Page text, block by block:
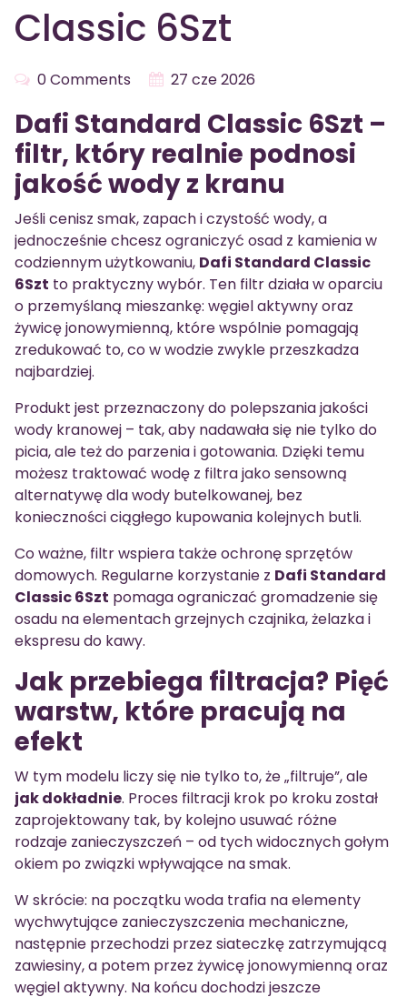
Classic 6Szt
0 Comments 27 cze 2026
Dafi Standard Classic 6Szt –
filtr, który realnie podnosi
jakość wody z kranu
Jeśli cenisz smak, zapach i czystość wody, a
jednocześnie chcesz ograniczyć osad z kamienia w
codziennym użytkowaniu, Dafi Standard Classic
6Szt to praktyczny wybór. Ten filtr działa w oparciu
o przemyślaną mieszankę: węgiel aktywny oraz
żywicę jonowymienną, które wspólnie pomagają
zredukować to, co w wodzie zwykle przeszkadza
najbardziej.
Produkt jest przeznaczony do polepszania jakości
wody kranowej – tak, aby nadawała się nie tylko do
picia, ale też do parzenia i gotowania. Dzięki temu
możesz traktować wodę z filtra jako sensowną
alternatywę dla wody butelkowanej, bez
konieczności ciągłego kupowania kolejnych butli.
Co ważne, filtr wspiera także ochronę sprzętów
domowych. Regularne korzystanie z Dafi Standard
Classic 6Szt pomaga ograniczać gromadzenie się
osadu na elementach grzejnych czajnika, żelazka i
ekspresu do kawy.
Jak przebiega filtracja? Pięć
warstw, które pracują na
efekt
W tym modelu liczy się nie tylko to, że „filtruje”, ale
jak dokładnie. Proces filtracji krok po kroku został
zaprojektowany tak, by kolejno usuwać różne
rodzaje zanieczyszczeń – od tych widocznych gołym
okiem po związki wpływające na smak.
W skrócie: na początku woda trafia na elementy
wychwytujące zanieczyszczenia mechaniczne,
następnie przechodzi przez siateczkę zatrzymującą
zawiesiny, a potem przez żywicę jonowymienną oraz
węgiel aktywny. Na końcu dochodzi jeszcze